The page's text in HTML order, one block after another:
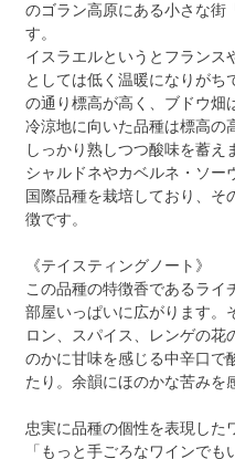
のゴラン高原にある小さな街
す。
イスラエルというとフランス
としては低く温暖になりがち
の通り標高が高く、ブドウ畑
冷涼地に向いた品種は標高の
しっかり熟しつつ酸味を蓄え
シャルドネやカベルネ・ソー
国際品種を栽培しており、そ
徴です。
《テイスティングノート》
この品種の特徴香であるライ
部屋いっぱいに広がります。
ロン、スパイス、レンゲの花
のかに甘味を感じる中辛口で
たり。余韻にほのかな苦みを
忠実に品種の個性を表現した
「もっと手ごろなワインで